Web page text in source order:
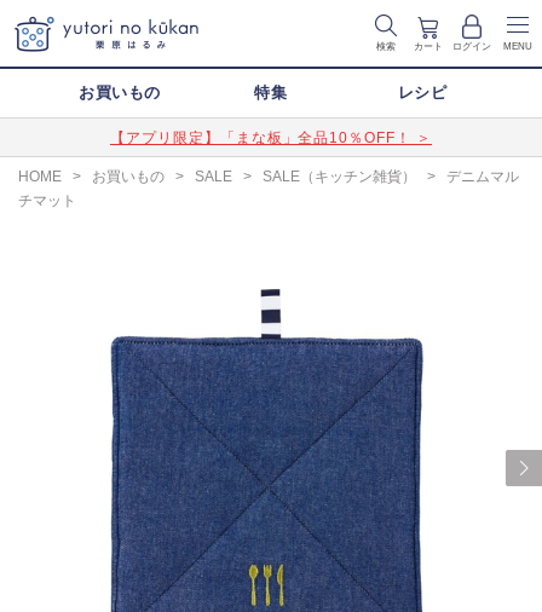
検索 カート ログイン MENU
お買いもの 特集 レシピ
【アプリ限定】「まな板」全品10％OFF！ ＞
HOME > お買いもの > SALE > SALE（キッチン雑貨） >
デニムマル
チマット
Next